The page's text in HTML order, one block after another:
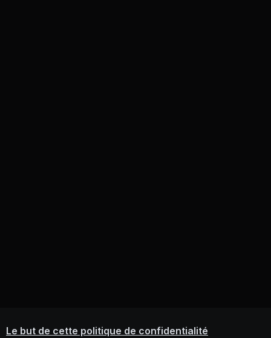
Le but de cette politique de confidentialité